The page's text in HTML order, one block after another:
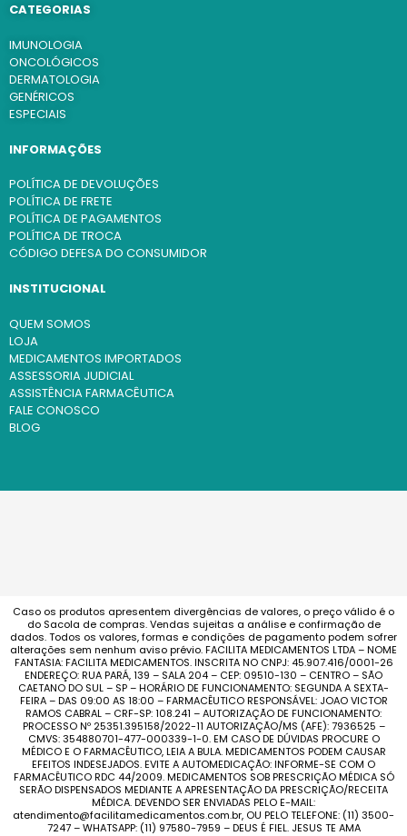
CATEGORIAS
IMUNOLOGIA
ONCOLÓGICOS
DERMATOLOGIA
GENÉRICOS
ESPECIAIS
INFORMAÇÕES
POLÍTICA DE DEVOLUÇÕES
POLÍTICA DE FRETE
POLÍTICA DE PAGAMENTOS
POLÍTICA DE TROCA
CÓDIGO DEFESA DO CONSUMIDOR
INSTITUCIONAL
QUEM SOMOS
LOJA
MEDICAMENTOS IMPORTADOS
ASSESSORIA JUDICIAL
ASSISTÊNCIA FARMACÊUTICA
FALE CONOSCO
BLOG
Caso os produtos apresentem divergências de valores, o preço válido é o
do Sacola de compras. Vendas sujeitas a análise e confirmação de
dados. Todos os valores, formas e condições de pagamento podem sofrer
alterações sem nenhum aviso prévio. FACILITA MEDICAMENTOS LTDA – NOME
FANTASIA: FACILITA MEDICAMENTOS. INSCRITA NO CNPJ: 45.907.416/0001-26
ENDEREÇO: RUA PARÁ, 139 – SALA 204 – CEP: 09510-130 – CENTRO – SÃO
CAETANO DO SUL – SP – HORÁRIO DE FUNCIONAMENTO: SEGUNDA A SEXTA-
FEIRA – DAS 09:00 AS 18:00 – FARMACÊUTICO RESPONSÁVEL: JOAO VICTOR
RAMOS CABRAL – CRF-SP: 108.241 – AUTORIZAÇÃO DE FUNCIONAMENTO:
PROCESSO Nº 25351.395158/2022-11 AUTORIZAÇÃO/MS (AFE): 7936525 –
CMVS: 354880701-477-000339-1-0. EM CASO DE DÚVIDAS PROCURE O
MÉDICO E O FARMACÊUTICO, LEIA A BULA. MEDICAMENTOS PODEM CAUSAR
EFEITOS INDESEJADOS. EVITE A AUTOMEDICAÇÃO: INFORME-SE COM O
FARMACÊUTICO RDC 44/2009. MEDICAMENTOS SOB PRESCRIÇÃO MÉDICA SÓ
SERÃO DISPENSADOS MEDIANTE A APRESENTAÇÃO DA PRESCRIÇÃO/RECEITA
MÉDICA. DEVENDO SER ENVIADAS PELO E-MAIL:
atendimento@facilitamedicamentos.com.br, OU PELO TELEFONE: (11) 3500-
7247 – WHATSAPP: (11) 97580-7959 – DEUS É FIEL. JESUS TE AMA